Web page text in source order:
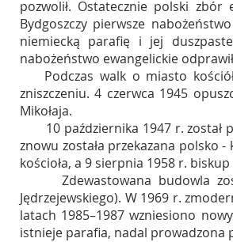
pozwolił. Ostatecznie polski zbór
Bydgoszczy pierwsze
niemiecką parafię i jej
nabożeństwo ewangelickie
Podczas walk o miasto kościół
zniszczeniu. 4 czerwca 1945
Mikołaja.
10 października 1947 r. został
znowu została przekazana polsko
kościoła, a 9 sierpnia 1958 r.
Zdewastowana budowla
Jędrzejewskiego). W 1969 r.
latach 1985–1987 wzniesiono
istnieje parafia, nadal prowadzona